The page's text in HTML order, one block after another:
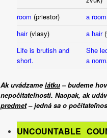
room (priestor) a room
hair (vlasy) a hair
Life is brutish and
short.
She
a
Ak uvádzamelátku– budeme
nepočítateľnosti. Naopak, ak
predmet– jedná sa o
UNCOUNTABLE